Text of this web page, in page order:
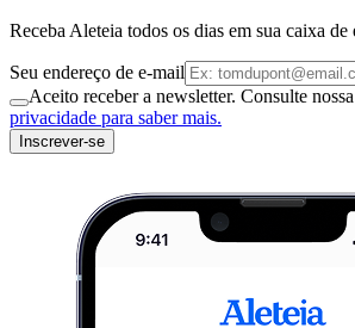
Receba Aleteia todos os dias em sua caixa de
Seu endereço de e-mail
Aceito receber a newsletter. Consulte nossa
privacidade para saber mais.
Inscrever-se